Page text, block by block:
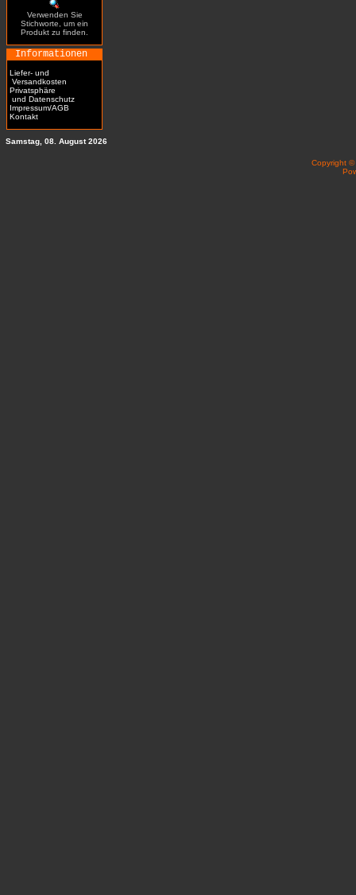
Verwenden Sie
Stichworte, um ein
Produkt zu finden.
Informationen
Liefer- und
Versandkosten
Privatsphäre
und Datenschutz
Impressum/AGB
Kontakt
Samstag, 08. August 2026
Copyright